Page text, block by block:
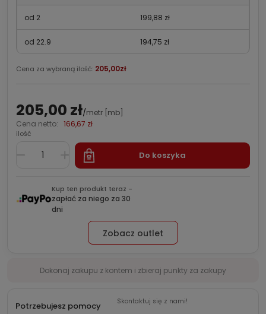
od 2 199,88 zł
od 22.9 194,75 zł
Cena za wybraną ilość: 205,00zł
205,00 zł/metr [mb]
Cena netto: 166,67 zł
ilość
Do koszyka
Kup ten produkt teraz -
zapłać za niego za 30
dni
Zobacz outlet
Dokonaj zakupu z kontem i zbieraj punkty za zakupy
Potrzebujesz pomocy Skontaktuj się z nami!